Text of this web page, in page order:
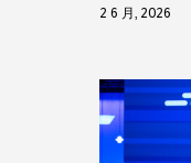
2 6 月, 2026